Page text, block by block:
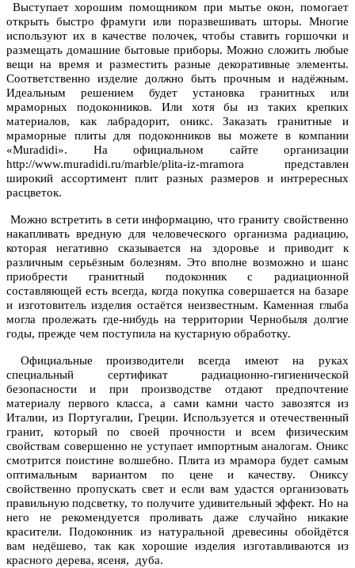
Выступает хорошим помощником при мытье окон, помогает
открыть быстро фрамуги или поразвешивать шторы. Многие
используют их в качестве полочек, чтобы ставить горшочки и
размещать домашние бытовые приборы. Можно сложить любые
вещи на время и разместить разные декоративные элементы.
Соответственно изделие должно быть прочным и надёжным.
Идеальным решением будет установка гранитных или
мраморных подоконников. Или хотя бы из таких крепких
материалов, как лабрадорит, оникс. Заказать гранитные и
мраморные плиты для подоконников вы можете в компании
«Muradidi». На официальном сайте организации
http://www.muradidi.ru/marble/plita-iz-mramora представлен
широкий ассортимент плит разных размеров и интрересных
расцветок.
Можно встретить в сети информацию, что граниту свойственно
накапливать вредную для человеческого организма радиацию,
которая негативно сказывается на здоровье и приводит к
различным серьёзным болезням. Это вполне возможно и шанс
приобрести гранитный подоконник с радиационной
составляющей есть всегда, когда покупка совершается на базаре
и изготовитель изделия остаётся неизвестным. Каменная глыба
могла пролежать где-нибудь на территории Чернобыля долгие
годы, прежде чем поступила на кустарную обработку.
Официальные производители всегда имеют на руках
специальный сертификат радиационно-гигиенической
безопасности и при производстве отдают предпочтение
материалу первого класса, а сами камни часто завозятся из
Италии, из Португалии, Греции. Используется и отечественный
гранит, который по своей прочности и всем физическим
свойствам совершенно не уступает импортным аналогам. Оникс
смотрится поистине волшебно. Плита из мрамора будет самым
оптимальным вариантом по цене и качеству. Ониксу
свойственно пропускать свет и если вам удастся организовать
правильную подсветку, то получите удивительный эффект. Но на
него не рекомендуется проливать даже случайно никакие
красители. Подоконник из натуральной древесины обойдётся
вам недёшево, так как хорошие изделия изготавливаются из
красного дерева, ясеня, дуба.